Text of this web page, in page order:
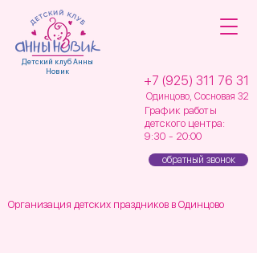
+7 (925) 311 76 31
Одинцово, Сосновая 32
Детский клуб Анны
Новик
График работы
детского центра:
9:30 - 20:00
обратный звонок
Организация детских праздников в Одинцово